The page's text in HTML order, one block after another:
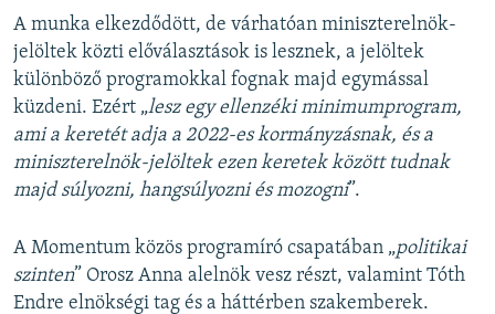
A munka elkezdődött, de várhatóan miniszterelnök-
jelöltek közti előválasztások is lesznek, a jelöltek
különböző programokkal fognak majd egymással
küzdeni. Ezért „lesz egy ellenzéki minimumprogram,
ami a keretét adja a 2022-es kormányzásnak, és a
miniszterelnök-jelöltek ezen keretek között tudnak
majd súlyozni, hangsúlyozni és mozogni”.
A Momentum közös programíró csapatában „politikai
szinten” Orosz Anna alelnök vesz részt, valamint Tóth
Endre elnökségi tag és a háttérben szakemberek.